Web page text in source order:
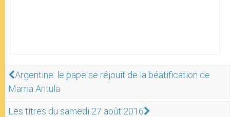
Argentine: le pape se réjouit de la béatification de
Mama Antula
Les titres du samedi 27 août 2016